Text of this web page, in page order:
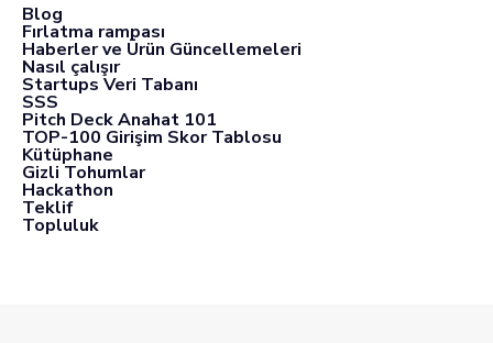
Blog
Fırlatma rampası
Haberler ve Ürün Güncellemeleri
Nasıl çalışır
Startups Veri Tabanı
SSS
Pitch Deck Anahat 101
TOP-100 Girişim Skor Tablosu
Kütüphane
Gizli Tohumlar
Hackathon
Teklif
Topluluk